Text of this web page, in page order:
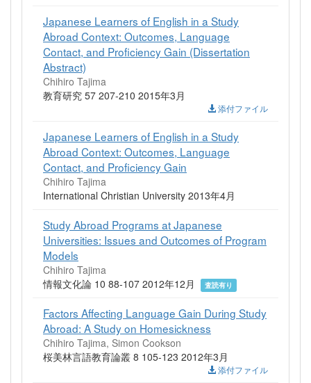
Japanese Learners of English in a Study
Abroad Context: Outcomes, Language
Contact, and Proficiency Gain (Dissertation
Abstract)
Chihiro Tajima
教育研究 57 207-210 2015年3月
添付ファイル
Japanese Learners of English in a Study
Abroad Context: Outcomes, Language
Contact, and Proficiency Gain
Chihiro Tajima
International Christian University 2013年4月
Study Abroad Programs at Japanese
Universities: Issues and Outcomes of Program
Models
Chihiro Tajima
情報文化論 10 88-107 2012年12月
査読有り
Factors Affecting Language Gain During Study
Abroad: A Study on Homesickness
Chihiro Tajima, Simon Cookson
桜美林言語教育論叢 8 105-123 2012年3月
添付ファイル